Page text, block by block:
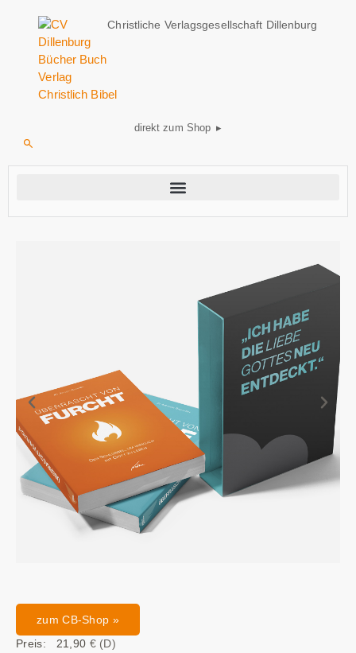
Christliche Verlagsgesellschaft Dillenburg
direkt zum Shop ▸
zum CB-Shop »
Preis: 21,90 € (D)